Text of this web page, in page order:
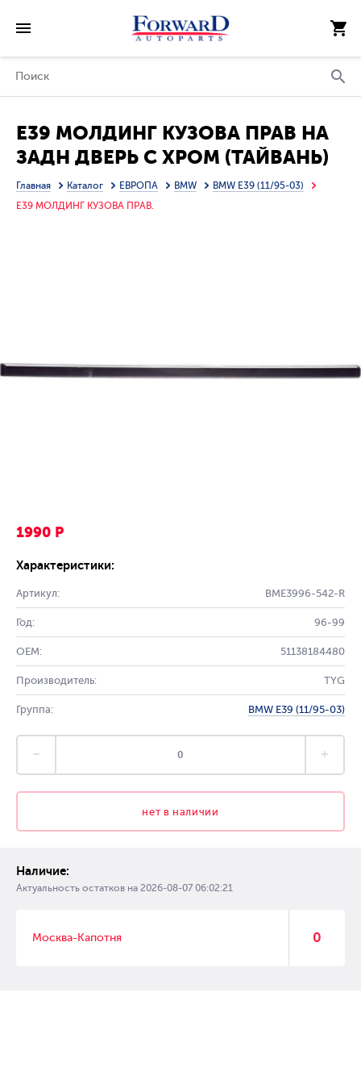
E39 МОЛДИНГ КУЗОВА ПРАВ НА
ЗАДН ДВЕРЬ С ХРОМ (ТАЙВАНЬ)
Главная Каталог ЕВРОПА BMW
BMW E39 (11/95-03)
E39 МОЛДИНГ КУЗОВА ПРАВ.
1990 Р
Характеристики:
Артикул: BME3996-542-R
Год: 96-99
OEM: 51138184480
Производитель: TYG
Группа: BMW E39 (11/95-03)
нет в наличии
Наличие:
Актуальность остатков на 2026-08-07 06:02:21
Москва-Капотня 0